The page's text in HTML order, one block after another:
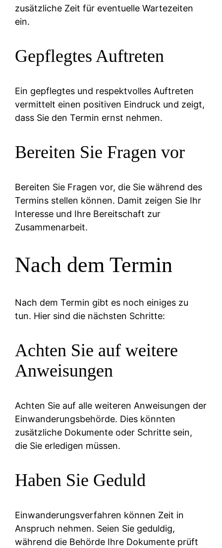
zusätzliche Zeit für eventuelle Wartezeiten
ein.
Gepflegtes Auftreten
Ein gepflegtes und respektvolles Auftreten
vermittelt einen positiven Eindruck und zeigt,
dass Sie den Termin ernst nehmen.
Bereiten Sie Fragen vor
Bereiten Sie Fragen vor, die Sie während des
Termins stellen können. Damit zeigen Sie Ihr
Interesse und Ihre Bereitschaft zur
Zusammenarbeit.
Nach dem Termin
Nach dem Termin gibt es noch einiges zu
tun. Hier sind die nächsten Schritte:
Achten Sie auf weitere
Anweisungen
Achten Sie auf alle weiteren Anweisungen der
Einwanderungsbehörde. Dies könnten
zusätzliche Dokumente oder Schritte sein,
die Sie erledigen müssen.
Haben Sie Geduld
Einwanderungsverfahren können Zeit in
Anspruch nehmen. Seien Sie geduldig,
während die Behörde Ihre Dokumente prüft